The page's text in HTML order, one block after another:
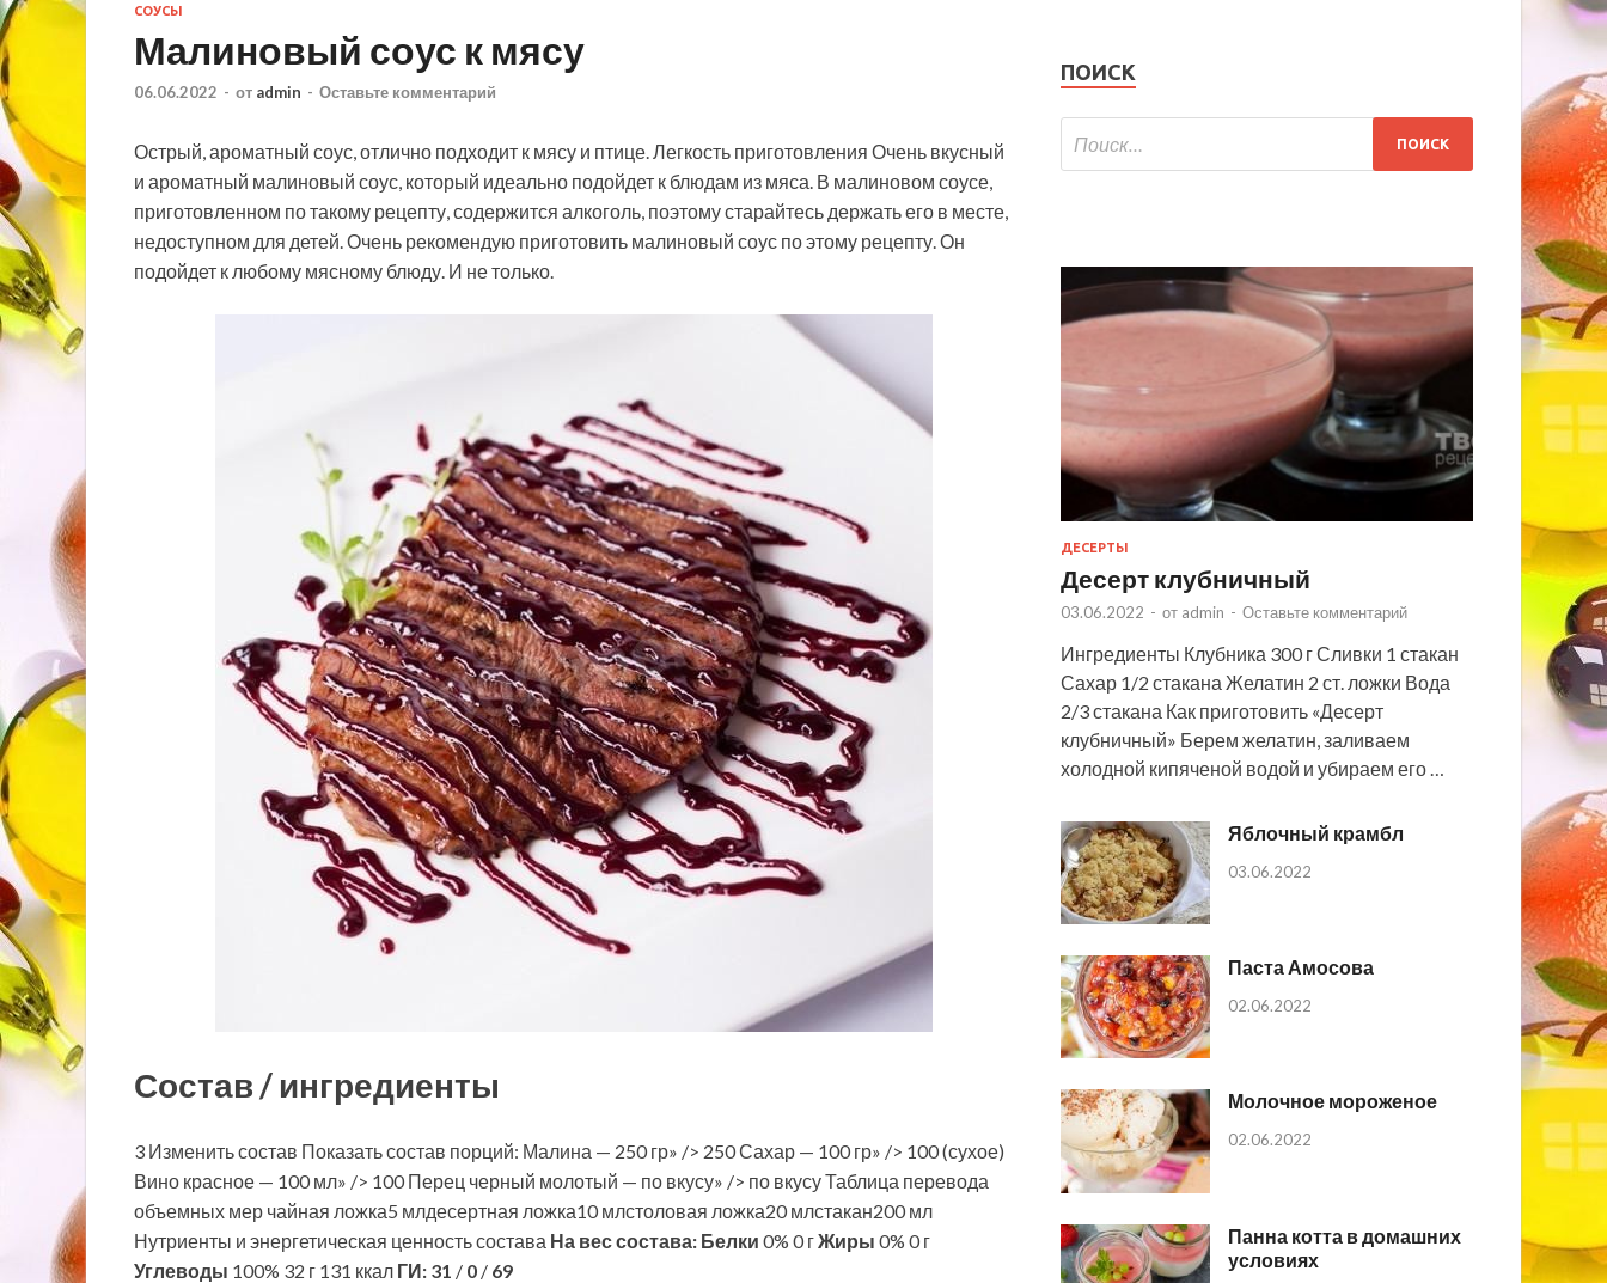
СОУСЫ
Малиновый соус к мясу
06.06.2022 - от admin - Оставьте комментарий
Острый, ароматный соус, отлично подходит к мясу и птице. Легкость приготовления Очень вкусный
и ароматный малиновый соус, который идеально подойдет к блюдам из мяса. В малиновом соусе,
приготовленном по такому рецепту, содержится алкоголь, поэтому старайтесь держать его в месте,
недоступном для детей. Очень рекомендую приготовить малиновый соус по этому рецепту. Он
подойдет к любому мясному блюду. И не только.
Состав / ингредиенты
3 Изменить состав Показать состав порций: Малина — 250 гр» /> 250 Сахар — 100 гр» /> 100 (сухое)
Вино красное — 100 мл» /> 100 Перец черный молотый — по вкусу» /> по вкусу Таблица перевода
объемных мер чайная ложка5 млдесертная ложка10 млстоловая ложка20 млстакан200 мл
Нутриенты и энергетическая ценность состава На вес состава: Белки 0% 0 гЖиры 0% 0 г
Углеводы 100% 32 г 131 ккал ГИ: 31 / 0 / 69
ПОИСК
ДЕСЕРТЫ
Десерт клубничный
03.06.2022 - от admin - Оставьте комментарий
Ингредиенты Клубника 300 г Сливки 1 стакан
Сахар 1/2 стакана Желатин 2 ст. ложки Вода
2/3 стакана Как приготовить «Десерт
клубничный» Берем желатин, заливаем
холодной кипяченой водой и убираем его …
Яблочный крамбл
03.06.2022
Паста Амосова
02.06.2022
Молочное мороженое
02.06.2022
Панна котта в домашних
условиях